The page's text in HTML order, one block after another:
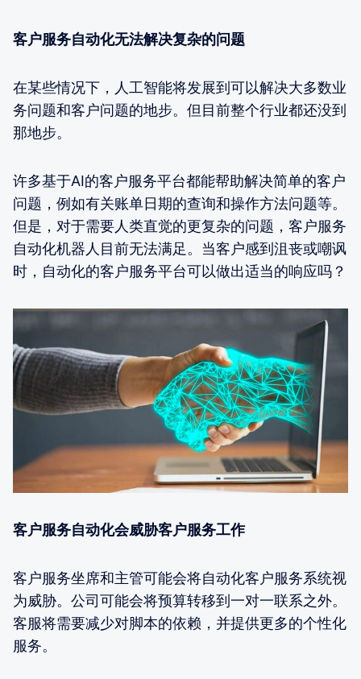
客户服务自动化无法解决复杂的问题
在某些情况下，人工智能将发展到可以解决大多数业
务问题和客户问题的地步。但目前整个行业都还没到
那地步。
许多基于AI的客户服务平台都能帮助解决简单的客户
问题，例如有关账单日期的查询和操作方法问题等。
但是，对于需要人类直觉的更复杂的问题，客户服务
自动化机器人目前无法满足。当客户感到沮丧或嘲讽
时，自动化的客户服务平台可以做出适当的响应吗？
客户服务自动化会威胁客户服务工作
客户服务坐席和主管可能会将自动化客户服务系统视
为威胁。公司可能会将预算转移到一对一联系之外。
客服将需要减少对脚本的依赖，并提供更多的个性化
服务。